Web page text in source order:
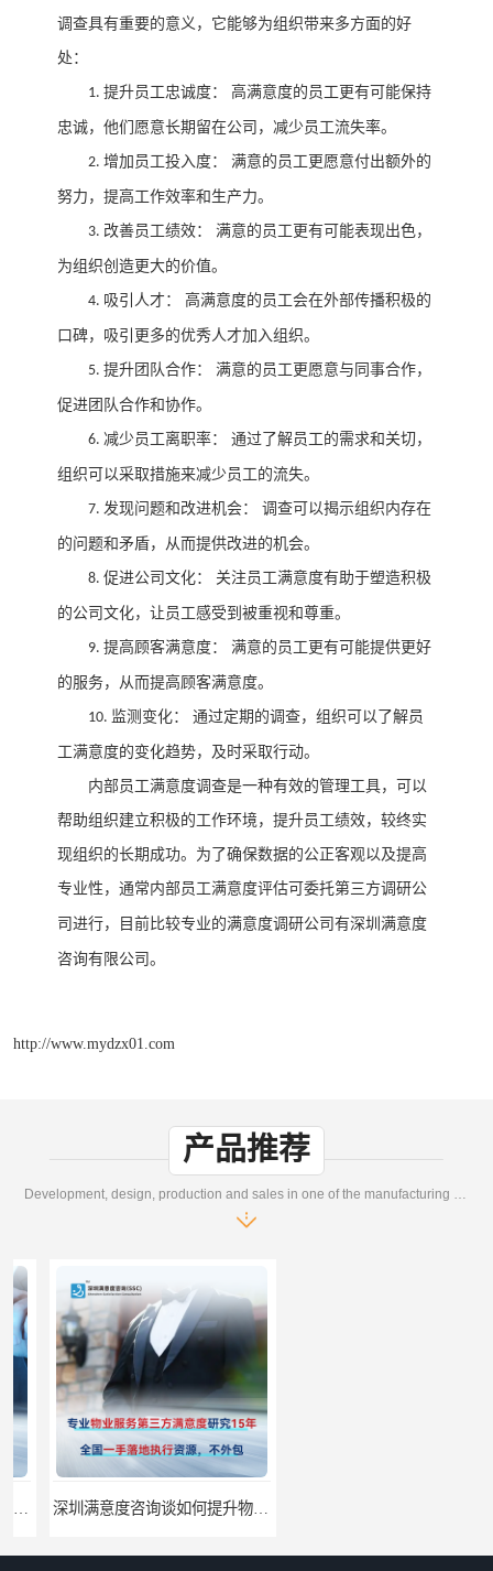
调查具有重要的意义，它能够为组织带来多方面的好
处：
1. 提升员工忠诚度： 高满意度的员工更有可能保持
忠诚，他们愿意长期留在公司，减少员工流失率。
2. 增加员工投入度： 满意的员工更愿意付出额外的
努力，提高工作效率和生产力。
3. 改善员工绩效： 满意的员工更有可能表现出色，
为组织创造更大的价值。
4. 吸引人才： 高满意度的员工会在外部传播积极的
口碑，吸引更多的优秀人才加入组织。
5. 提升团队合作： 满意的员工更愿意与同事合作，
促进团队合作和协作。
6. 减少员工离职率： 通过了解员工的需求和关切，
组织可以采取措施来减少员工的流失。
7. 发现问题和改进机会： 调查可以揭示组织内存在
的问题和矛盾，从而提供改进的机会。
8. 促进公司文化： 关注员工满意度有助于塑造积极
的公司文化，让员工感受到被重视和尊重。
9. 提高顾客满意度： 满意的员工更有可能提供更好
的服务，从而提高顾客满意度。
10. 监测变化： 通过定期的调查，组织可以了解员
工满意度的变化趋势，及时采取行动。
内部员工满意度调查是一种有效的管理工具，可以
帮助组织建立积极的工作环境，提升员工绩效，较终实
现组织的长期成功。 为了确保数据的公正客观以及提高
专业性 ， 通常内部员工满意度评估可委托第三方调研公
司进行， 目前比较专业的满意度调研公司有深圳满意度
咨询有限公司。
http://www.mydzx01.com
产品推荐
深圳满意度咨询谈如何提升物业满意度